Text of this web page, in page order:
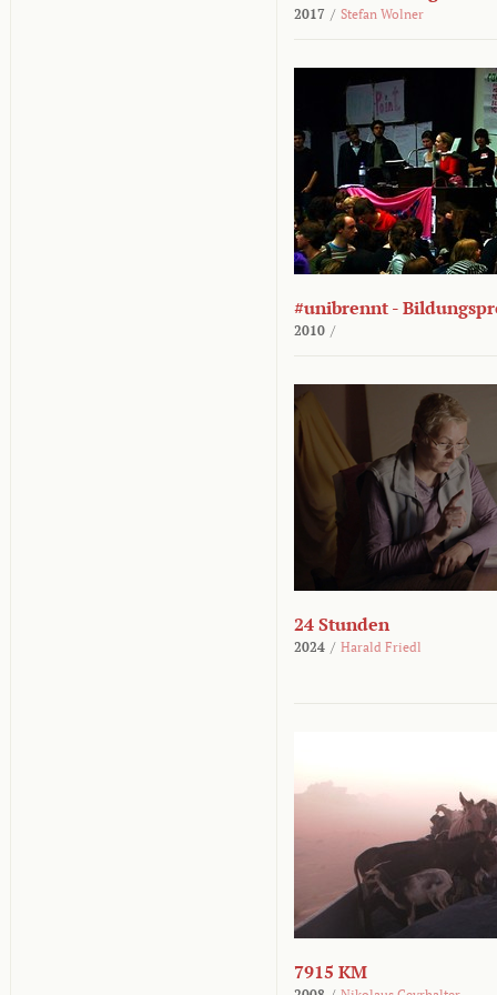
2017 / Stefan Wolner
#unibrennt -
2010 /
24 Stunden
2024 / Harald Friedl
7915 KM